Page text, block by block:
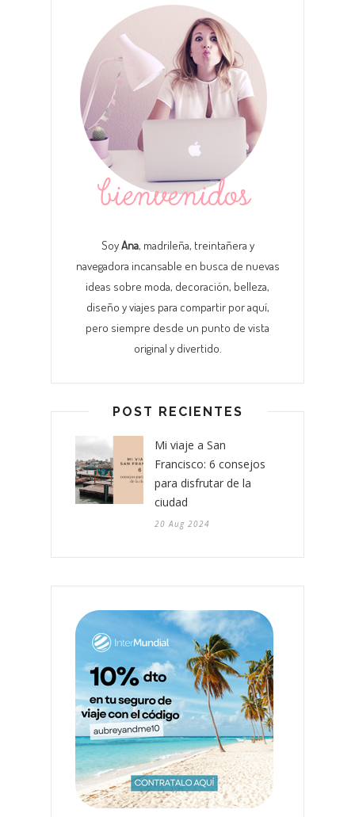
SoyAna, madrileña, treintañera y
navegadora incansable en busca de nuevas
ideas sobre moda, decoración, belleza,
diseño y viajes para compartir por aquí,
pero siempre desde un punto de vista
original y divertido.
POST RECIENTES
Mi viaje a San
Francisco: 6 consejos
para disfrutar de la
ciudad
20 Aug 2024